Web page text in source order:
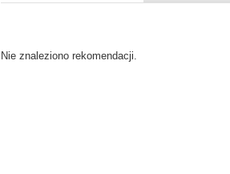
Nie znaleziono rekomendacji.